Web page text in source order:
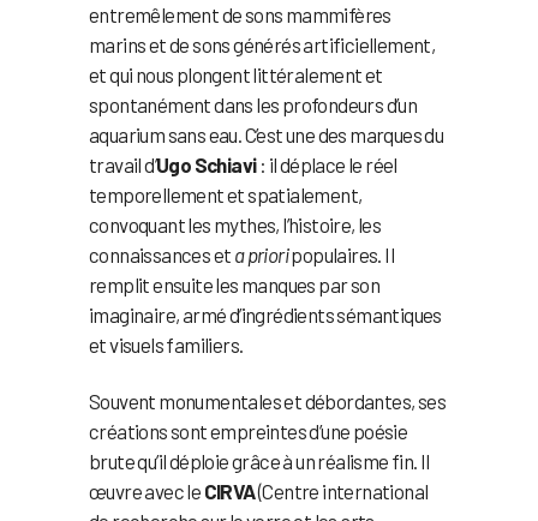
entremêlement de sons mammifères
marins et de sons générés artificiellement,
et qui nous plongent littéralement et
spontanément dans les profondeurs d’un
aquarium sans eau. C’est une des marques du
travail d’Ugo Schiavi: il déplace le réel
temporellement et spatialement,
convoquant les mythes, l’histoire, les
connaissances et a prioripopulaires. Il
remplit ensuite les manques par son
imaginaire, armé d’ingrédients sémantiques
et visuels familiers.
Souvent monumentales et débordantes, ses
créations sont empreintes d’une poésie
brute qu’il déploie grâce à un réalisme fin. Il
œuvre avec le CIRVA(Centre international